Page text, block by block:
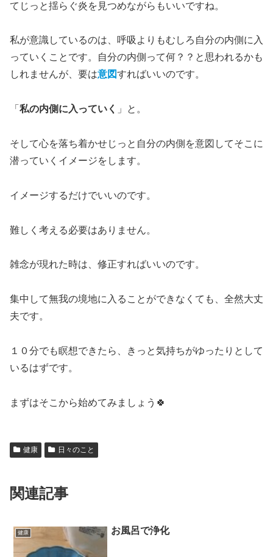
てじっと揺らぐ炎を見つめながらもいいですね。
私が意識しているのは、呼吸よりもむしろ自分の内側に入
っていくことです。自分の内側って何？？と思われるかも
しれませんが、要は意図すればいいのです。
「 私の内側に入っていく 」と。
そして心を落ち着かせじっと自分の内側を意図してそこに
潜っていくイメージをします。
イメージするだけでいいのです。
難しく考える必要はありません。
雑念が現れた時は、修正すればいいのです。
集中して無我の境地に入ることができなくても、全然大丈
夫です。
１０分でも瞑想できたら、きっと気持ちがゆったりとして
いるはずです。
まずはそこから始めてみましょう🍀
健康 日々のこと
関連記事
健康 お風呂で浄化